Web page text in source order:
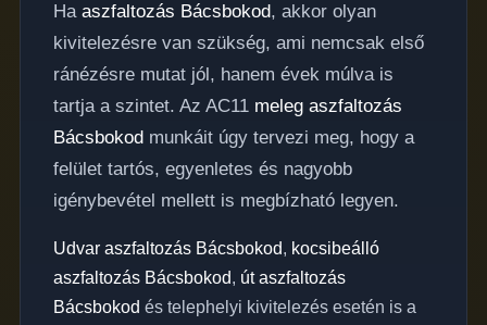
Ha aszfaltozás Bácsbokod, akkor olyan
kivitelezésre van szükség, ami nemcsak első
ránézésre mutat jól, hanem évek múlva is
tartja a szintet. Az AC11 meleg aszfaltozás
Bácsbokodmunkáit úgy tervezi meg, hogy a
felület tartós, egyenletes és nagyobb
igénybevétel mellett is megbízható legyen.
Udvar aszfaltozás Bácsbokod, kocsibeálló
aszfaltozás Bácsbokod, út aszfaltozás
Bácsbokod és telephelyi kivitelezés esetén is a